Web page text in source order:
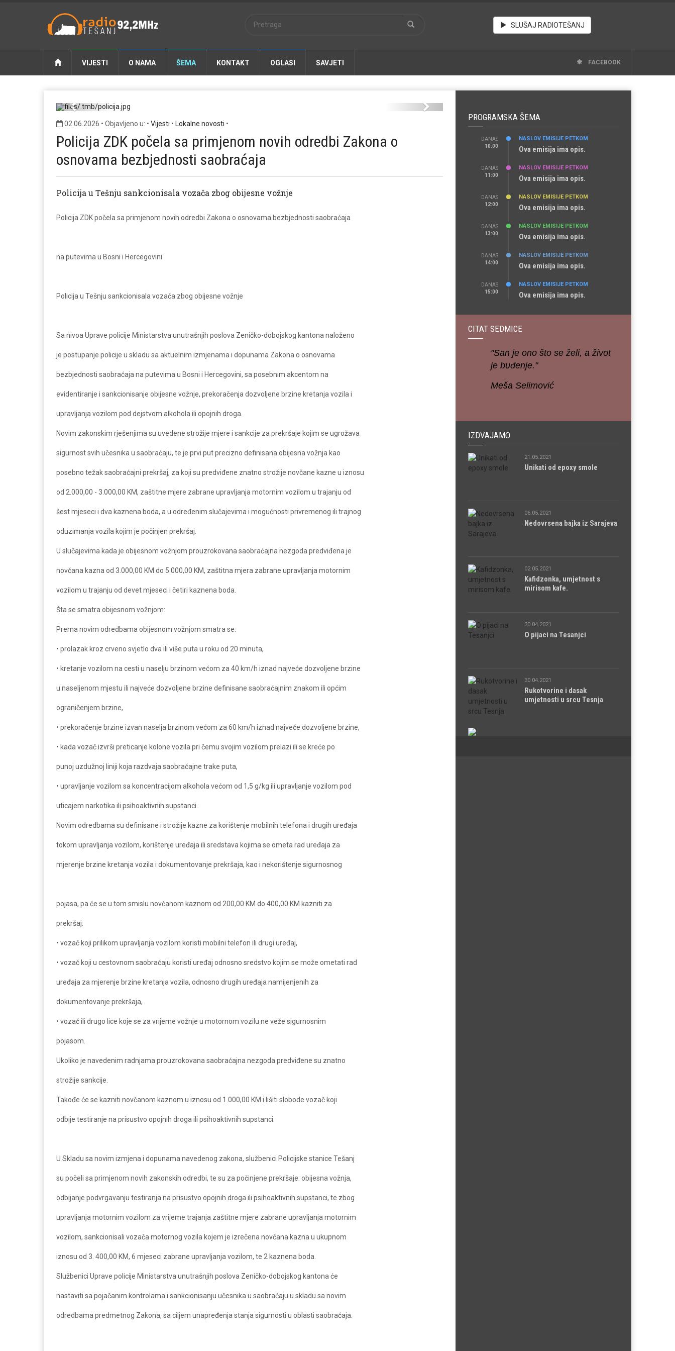
SLUŠAJ RADIOTEŠANJ
VIJESTI O NAMA ŠEMA KONTAKT OGLASI SAVJETI FACEBOOK
Previous Next
02.06.2026 • Objavljeno u: • Vijesti • Lokalne novosti •
Policija ZDK počela sa primjenom novih odredbi Zakona o
osnovama bezbjednosti saobraćaja
Policija u Tešnju sankcionisala vozača zbog obijesne vožnje
Policija ZDK počela sa primjenom novih odredbi Zakona o osnovama bezbjednosti saobraćaja
na putevima u Bosni i Hercegovini
Policija u Tešnju sankcionisala vozača zbog obijesne vožnje
Sa nivoa Uprave policije Ministarstva unutrašnjih poslova Zeničko-dobojskog kantona naloženo
je postupanje policije u skladu sa aktuelnim izmjenama i dopunama Zakona o osnovama
bezbjednosti saobraćaja na putevima u Bosni i Hercegovini, sa posebnim akcentom na
evidentiranje i sankcionisanje obijesne vožnje, prekoračenja dozvoljene brzine kretanja vozila i
upravljanja vozilom pod dejstvom alkohola ili opojnih droga.
Novim zakonskim rješenjima su uvedene strožije mjere i sankcije za prekršaje kojim se ugrožava
sigurnost svih učesnika u saobraćaju, te je prvi put precizno definisana obijesna vožnja kao
posebno težak saobraćajni prekršaj, za koji su predviđene znatno strožije novčane kazne u iznosu
od 2.000,00 - 3.000,00 KM, zaštitne mjere zabrane upravljanja motornim vozilom u trajanju od
šest mjeseci i dva kaznena boda, a u određenim slučajevima i mogućnosti privremenog ili trajnog
oduzimanja vozila kojim je počinjen prekršaj.
U slučajevima kada je obijesnom vožnjom prouzrokovana saobraćajna nezgoda predviđena je
novčana kazna od 3.000,00 KM do 5.000,00 KM, zaštitna mjera zabrane upravljanja motornim
vozilom u trajanju od devet mjeseci i četiri kaznena boda.
Šta se smatra obijesnom vožnjom:
Prema novim odredbama obijesnom vožnjom smatra se:
• prolazak kroz crveno svjetlo dva ili više puta u roku od 20 minuta,
• kretanje vozilom na cesti u naselju brzinom većom za 40 km/h iznad najveće dozvoljene brzine
u naseljenom mjestu ili najveće dozvoljene brzine definisane saobraćajnim znakom ili općim
ograničenjem brzine,
• prekoračenje brzine izvan naselja brzinom većom za 60 km/h iznad najveće dozvoljene brzine,
• kada vozač izvrši preticanje kolone vozila pri čemu svojim vozilom prelazi ili se kreće po
punoj uzdužnoj liniji koja razdvaja saobraćajne trake puta,
• upravljanje vozilom sa koncentracijom alkohola većom od 1,5 g/kg ili upravljanje vozilom pod
uticajem narkotika ili psihoaktivnih supstanci.
Novim odredbama su definisane i strožije kazne za korištenje mobilnih telefona i drugih uređaja
tokom upravljanja vozilom, korištenje uređaja ili sredstava kojima se ometa rad uređaja za
mjerenje brzine kretanja vozila i dokumentovanje prekršaja, kao i nekorištenje sigurnosnog
pojasa, pa će se u tom smislu novčanom kaznom od 200,00 KM do 400,00 KM kazniti za
prekršaj:
• vozač koji prilikom upravljanja vozilom koristi mobilni telefon ili drugi uređaj,
• vozač koji u cestovnom saobraćaju koristi uređaj odnosno sredstvo kojim se može ometati rad
uređaja za mjerenje brzine kretanja vozila, odnosno drugih uređaja namijenjenih za
dokumentovanje prekršaja,
• vozač ili drugo lice koje se za vrijeme vožnje u motornom vozilu ne veže sigurnosnim
pojasom.
Ukoliko je navedenim radnjama prouzrokovana saobraćajna nezgoda predviđene su znatno
strožije sankcije.
Takođe će se kazniti novčanom kaznom u iznosu od 1.000,00 KM i lišiti slobode vozač koji
odbije testiranje na prisustvo opojnih droga ili psihoaktivnih supstanci.
U Skladu sa novim izmjena i dopunama navedenog zakona, službenici Policijske stanice Tešanj
su počeli sa primjenom novih zakonskih odredbi, te su za počinjene prekršaje: obijesna vožnja,
odbijanje podvrgavanju testiranja na prisustvo opojnih droga ili psihoaktivnih supstanci, te zbog
upravljanja motornim vozilom za vrijeme trajanja zaštitne mjere zabrane upravljanja motornim
vozilom, sankcionisali vozača motornog vozila kojem je izrečena novčana kazna u ukupnom
iznosu od 3. 400,00 KM, 6 mjeseci zabrane upravljanja vozilom, te 2 kaznena boda.
Službenici Uprave policije Ministarstva unutrašnjih poslova Zeničko-dobojskog kantona će
nastaviti sa pojačanim kontrolama i sankcionisanju učesnika u saobraćaju u skladu sa novim
odredbama predmetnog Zakona, sa ciljem unapređenja stanja sigurnosti u oblasti saobraćaja.
PROGRAMSKA ŠEMA
DANAS
10:00
NASLOV EMISIJE PETKOM
Ova emisija ima opis.
DANAS
11:00
NASLOV EMISIJE PETKOM
Ova emisija ima opis.
DANAS
12:00
NASLOV EMISIJE PETKOM
Ova emisija ima opis.
DANAS
13:00
NASLOV EMISIJE PETKOM
Ova emisija ima opis.
DANAS
14:00
NASLOV EMISIJE PETKOM
Ova emisija ima opis.
DANAS
15:00
NASLOV EMISIJE PETKOM
Ova emisija ima opis.
CITAT SEDMICE
"San je ono što se želi, a život
je buđenje."
Meša Selimović
IZDVAJAMO
21.05.2021
Unikati od epoxy smole
06.05.2021
Nedovrsena bajka iz Sarajeva
02.05.2021
Kafidzonka, umjetnost s
mirisom kafe.
30.04.2021
O pijaci na Tesanjci
30.04.2021
Rukotvorine i dasak
umjetnosti u srcu Tesnja